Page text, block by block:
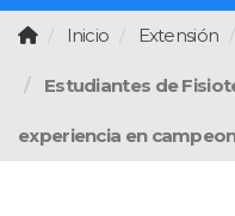
Inicio Extensión
Estudiantes de
experiencia en